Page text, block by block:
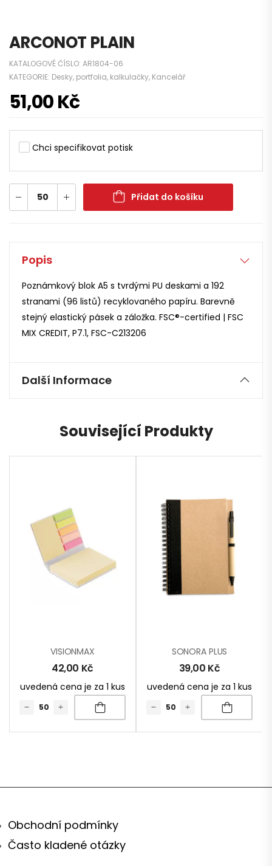
ARCONOT PLAIN
KATALOGOVÉ ČÍSLO: AR1804-06
KATEGORIE: Desky, portfolia, kalkulačky, Kancelář
51,00Kč
Chci specifikovat potisk
Přidat do košíku
Popis
Poznámkový blok A5 s tvrdými PU deskami a 192
stranami (96 listů) recyklovaného papíru. Barevně
stejný elastický pásek a záložka. FSC®-certified | FSC
MIX CREDIT, P7.1, FSC-C213206
Další Informace
Související Produkty
VISIONMAX
42,00 Kč
uvedená cena je za 1 kus
SONORA PLUS
39,00 Kč
uvedená cena je za 1 kus
Obchodní podmínky
Často kladené otázky